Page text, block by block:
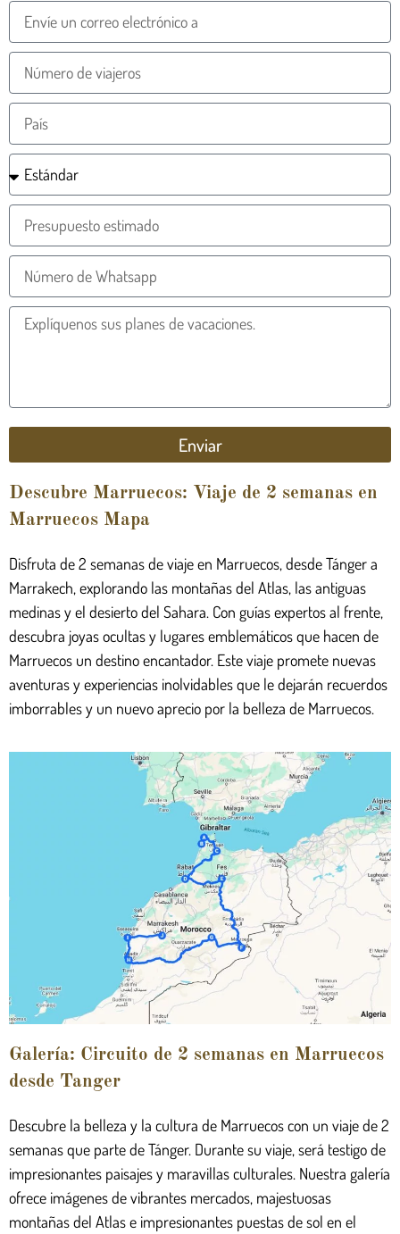
Enviar
Descubre Marruecos: Viaje de 2 semanas en
Marruecos Mapa
Disfruta de 2 semanas de viaje en Marruecos, desde Tánger a
Marrakech, explorando las montañas del Atlas, las antiguas
medinas y el desierto del Sahara. Con guías expertos al frente,
descubra joyas ocultas y lugares emblemáticos que hacen de
Marruecos un destino encantador. Este viaje promete nuevas
aventuras y experiencias inolvidables que le dejarán recuerdos
imborrables y un nuevo aprecio por la belleza de Marruecos.
Galería: Circuito de 2 semanas en Marruecos
desde Tanger
Descubre la belleza y la cultura de Marruecos con un viaje de 2
semanas que parte de Tánger. Durante su viaje, será testigo de
impresionantes paisajes y maravillas culturales. Nuestra galería
ofrece imágenes de vibrantes mercados, majestuosas
montañas del Atlas e impresionantes puestas de sol en el